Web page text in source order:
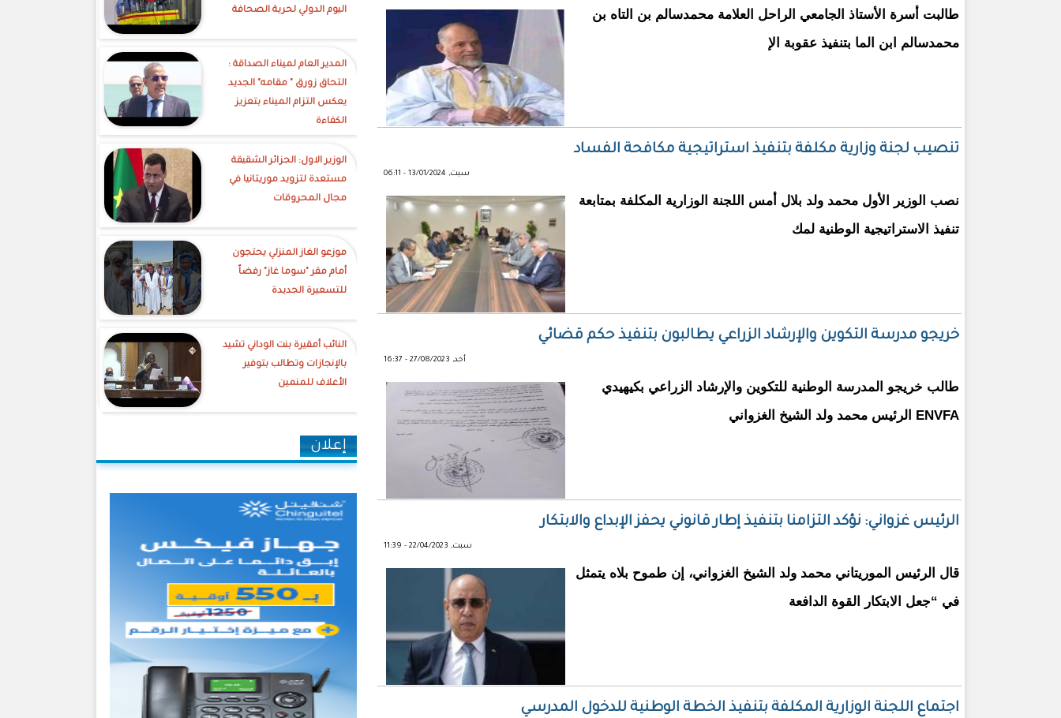
طالبت أسرة الأستاذ الجامعي الراحل العلامة محمدسالم بن التاه بن
محمدسالم ابن الما بتنفيذ عقوبة الإ
تنصيب لجنة وزارية مكلفة بتنفيذ استراتيجية مكافحة الفساد
سبت, 13/01/2024 - 06:11
نصب الوزير الأول محمد ولد بلال أمس اللجنة الوزارية المكلفة بمتابعة
تنفيذ الاستراتيجية الوطنية لمك
خريجو مدرسة التكوين والإرشاد الزراعي يطالبون بتنفيذ حكم قضائي
أحد, 27/08/2023 - 16:37
طالب خريجو المدرسة الوطنية للتكوين والإرشاد الزراعي بكيهيدي
ENVFA الرئيس محمد ولد الشيخ الغزواني
الرئيس غزواني: نؤكد التزامنا بتنفيذ إطار قانوني يحفز الإبداع والابتكار
سبت, 22/04/2023 - 11:39
قال الرئيس الموريتاني محمد ولد الشيخ الغزواني، إن طموح بلاه يتمثل
في “جعل الابتكار القوة الدافعة
اجتماع اللجنة الوزارية المكلفة بتنفيذ الخطة الوطنية للدخول المدرسي
اليوم الدولي لحرية الصحافة
‎المدير العام لميناء الصداقة :
التحاق زورق " مقامه" الجديد
يعكس التزام الميناء بتعزيز
الكفاءة
الوزير الاول: الجزائر الشقيقة
مستعدة لتزويد موريتانيا في
مجال المحروقات
موزعو الغاز المنزلي يحتجون
أمام مقر "سوما غاز" رفضاً
للتسعيرة الجديدة
النائب أمقيرة بنت الوداني تشيد
بالإنجازات وتطالب بتوفير
الأعلاف للمنمين
إعلان